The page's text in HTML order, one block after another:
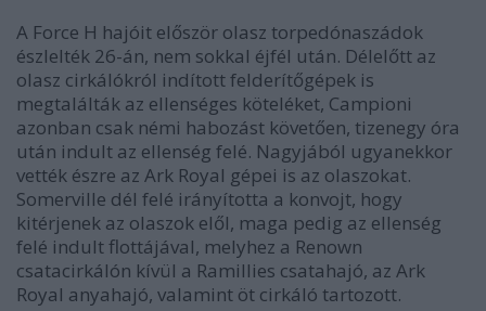
A Force H hajóit először olasz torpedónaszádok
észlelték 26-án, nem sokkal éjfél után. Délelőtt az
olasz cirkálókról indított felderítőgépek is
megtalálták az ellenséges köteléket, Campioni
azonban csak némi habozást követően, tizenegy óra
után indult az ellenség felé. Nagyjából ugyanekkor
vették észre az Ark Royal gépei is az olaszokat.
Somerville dél felé irányította a konvojt, hogy
kitérjenek az olaszok elől, maga pedig az ellenség
felé indult flottájával, melyhez a Renown
csatacirkálón kívül a Ramillies csatahajó, az Ark
Royal anyahajó, valamint öt cirkáló tartozott.